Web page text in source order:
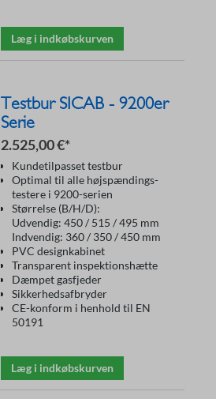
Læg i indkøbskurven
Testbur SICAB - 9200er
Serie
2.525,00 €*
Kundetilpasset testbur
Optimal til alle højspændings-
testere i 9200-serien
Størrelse (B/H/D):
Udvendig: 450 / 515 / 495 mm
Indvendig: 360 / 350 / 450 mm
PVC designkabinet
Transparent inspektionshætte
Dæmpet gasfjeder
Sikkerhedsafbryder
CE-konform i henhold til EN
50191
Læg i indkøbskurven